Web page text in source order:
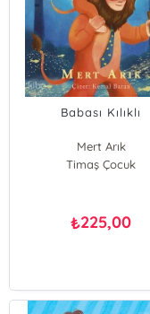
Babası Kılıklı
Mert Arık
Timaş Çocuk
₺225,00